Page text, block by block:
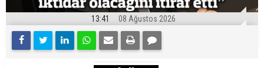
13:41 08 Ağustos 2026